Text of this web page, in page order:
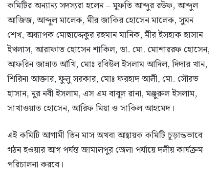
কমিটির অন্যান্য সদস্যরা হলেন – মুফতি আব্দুর রউফ, আব্দুল
আজিজ, আব্দুল মালেক, মীর জাকির হোসেন মালেক, সুমন
শেখ, অধ্যাপক মোছাদ্দেকুর রহমান মানিক, মীর ইসহাক হাসান
ইখলাস, আরাফাত হোসেন শাকিল, ডা. মো. মোশাররফ হোসেন,
আফরিন জান্নাত আঁখি, মোঃ রবিউল ইসলাম আদিল, দিদার খান,
শিরিনা আক্তার, ফুলু সরকার, মোঃ ফরহাদ আলী, মো. সৌরভ
হাসান, নুর নবী ইসলাম, এস এম বাবুল রানা, মঞ্জুরুল ইসলাম,
সাখাওয়াত হোসেন, আরিফ মিয়া ও সাকিল আহমেদ।
এই কমিটি আগামী তিন মাস অথবা আহ্বায়ক কমিটি চূড়ান্তভাবে
গঠন হওয়ার আগ পর্যন্ত জামালপুর জেলা পর্যায়ে দলীয় কার্যক্রম
পরিচালনা করবে।